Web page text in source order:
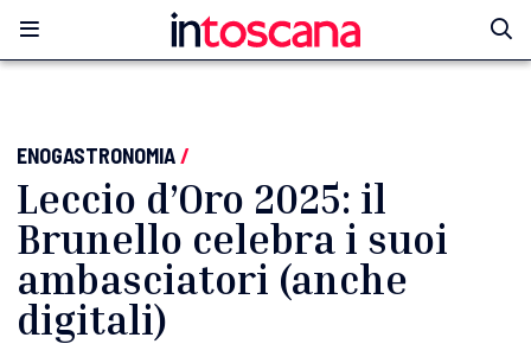
ENOGASTRONOMIA/
Leccio d’Oro 2025: il
Brunello celebra i suoi
ambasciatori (anche
digitali)